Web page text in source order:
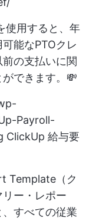
使用すると、年
能なPTOクレ
の支払いに関
できます。💸
Payroll-
ClickUp 給与要
Template（ク
ー・レポー
すべての従業